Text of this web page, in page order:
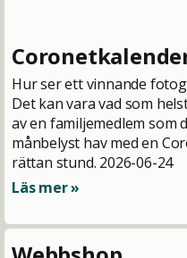
Hur ser ett vinnande
Det kan vara vad som
av en familjemedlem som
månbelyst hav med en
rättan stund. 2026-06-24
Läs mer »